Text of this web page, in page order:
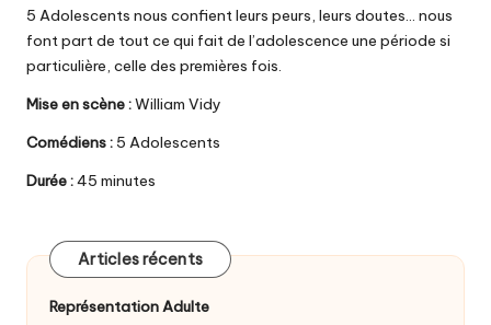
5 Adolescents nous confient leurs peurs, leurs doutes… nous
font part de tout ce qui fait de l’adolescence une période si
particulière, celle des premières fois.
Mise en scène :William Vidy
Comédiens : 5 Adolescents
Durée :45 minutes
Articles récents
Représentation Adulte